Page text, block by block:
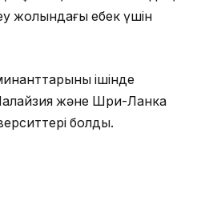
жолындағы еңбек үшін
ішінде
және Шри-Ланка
болды.